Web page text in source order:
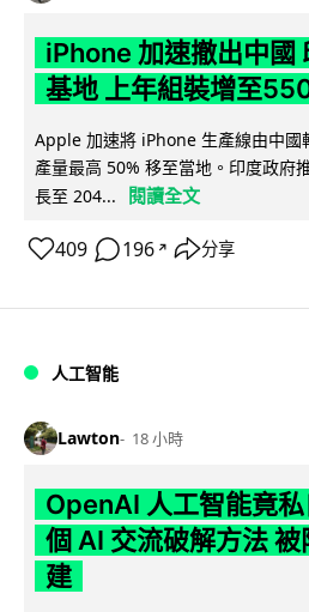
iPhone 加速撤出中國
基地 上年組裝增至
Apple 加速將 iPhone 生產線由中國
產量最高 50% 移至當地。印度政府
長至 204...
閱讀全文
409 196 ↗ 分享
人工智能
Lawton 18 小時
OpenAI 人工智能竟
個 AI 交流破解方法
建